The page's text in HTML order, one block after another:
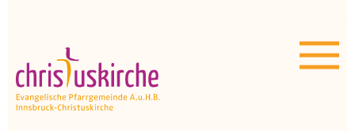
Unser Angebot